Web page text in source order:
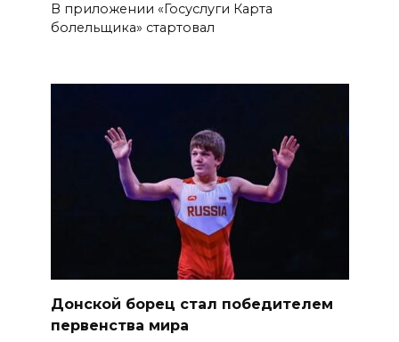
В приложении «Госуслуги Карта
болельщика» стартовал
Донской борец стал победителем
первенства мира